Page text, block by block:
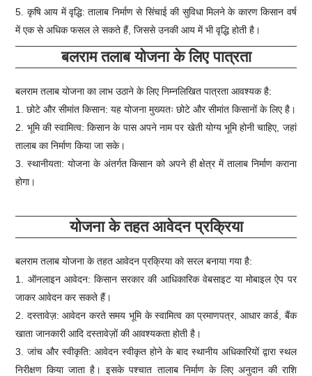
5. कृषि आय में वृद्धि: तालाब निर्माण से सिंचाई की सुविधा मिलने के कारण किसान वर्ष
में एक से अधिक फसल ले सकते हैं, जिससे उनकी आय में भी वृद्धि होती है।
बलराम तलाब योजना के लिए पात्रता
बलराम तलाब योजना का लाभ उठाने के लिए निम्नलिखित पात्रता आवश्यक है:
1. छोटे और सीमांत किसान: यह योजना मुख्यतः छोटे और सीमांत किसानों के लिए है।
2. भूमि की स्वामित्व: किसान के पास अपने नाम पर खेती योग्य भूमि होनी चाहिए, जहां
तालाब का निर्माण किया जा सके।
3. स्थानीयता: योजना के अंतर्गत किसान को अपने ही क्षेत्र में तालाब निर्माण कराना
होगा।
योजना के तहत आवेदन प्रक्रिया
बलराम तलाब योजना के तहत आवेदन प्रक्रिया को सरल बनाया गया है:
1. ऑनलाइन आवेदन: किसान सरकार की आधिकारिक वेबसाइट या मोबाइल ऐप पर
जाकर आवेदन कर सकते हैं।
2. दस्तावेज़: आवेदन करते समय भूमि के स्वामित्व का प्रमाणपत्र, आधार कार्ड, बैंक
खाता जानकारी आदि दस्तावेज़ों की आवश्यकता होती है।
3. जांच और स्वीकृति: आवेदन स्वीकृत होने के बाद स्थानीय अधिकारियों द्वारा स्थल
निरीक्षण किया जाता है। इसके पश्चात तालाब निर्माण के लिए अनुदान की राशि